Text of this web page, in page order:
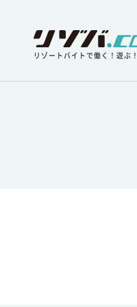
リゾートバイトで働く！遊ぶ